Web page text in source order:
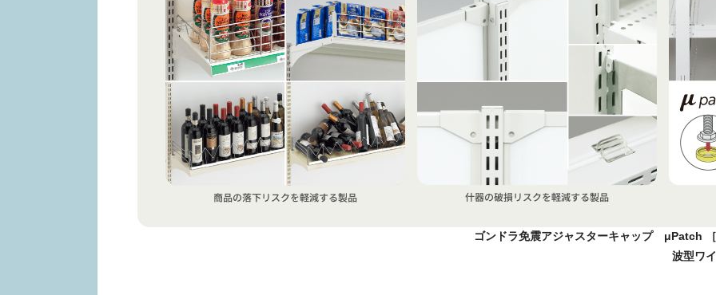
ゴンドラ免震アジャスターキャップ μPatch
波型ワ